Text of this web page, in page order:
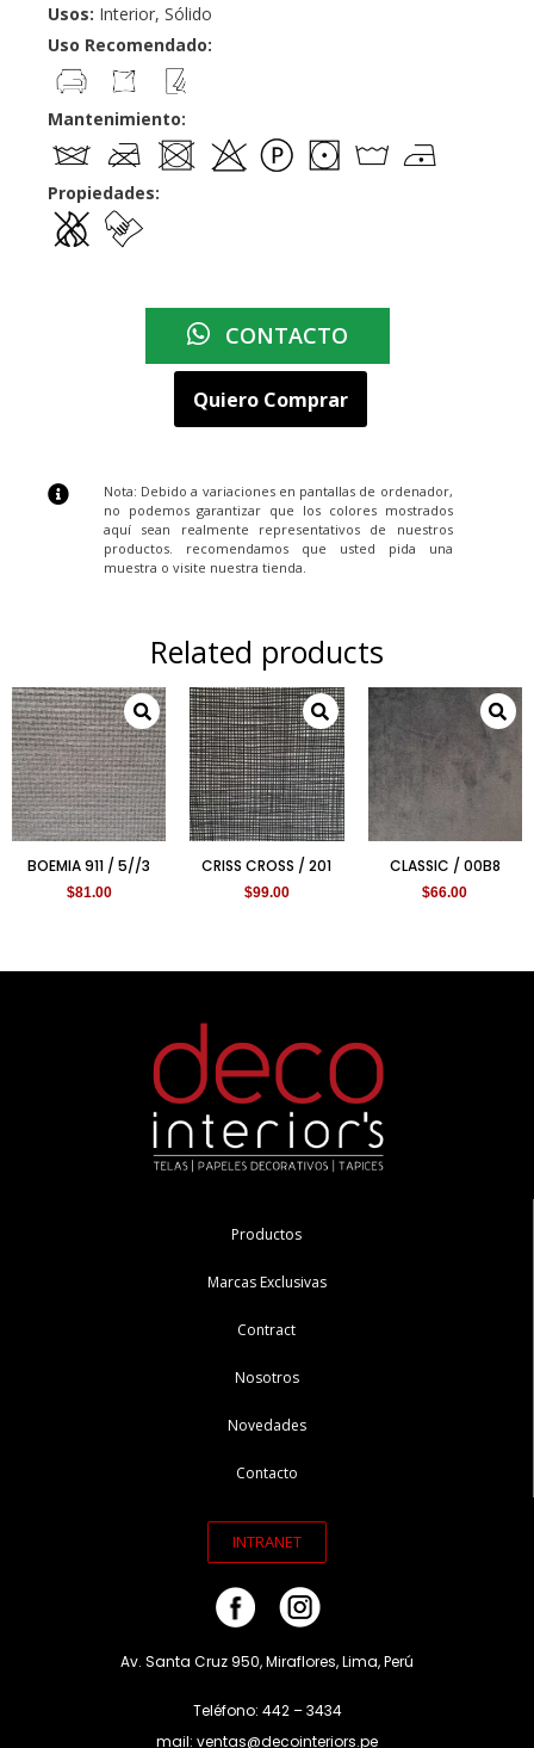
Usos: Interior, Sólido
Uso Recomendado:
Mantenimiento:
Propiedades:
CONTACTO
Quiero Comprar
Nota: Debido a variaciones en pantallas de ordenador,
no podemos garantizar que los colores mostrados
aquí sean realmente representativos de nuestros
productos. recomendamos que usted pida una
muestra o visite nuestra tienda.
Related products
BOEMIA 911 / 5//3
$81.00
CRISS CROSS / 201
$99.00
CLASSIC / 00B8
$66.00
Productos
Marcas Exclusivas
Contract
Nosotros
Novedades
Contacto
INTRANET
Av. Santa Cruz 950, Miraflores, Lima, Perú
Teléfono: 442 – 3434
mail: ventas@decointeriors.pe